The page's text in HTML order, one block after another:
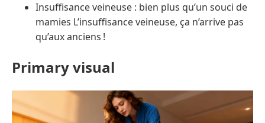
Insuffisance veineuse : bien plus qu’un souci de
mamies L’insuffisance veineuse, ça n’arrive pas
qu’aux anciens !
Primary visual